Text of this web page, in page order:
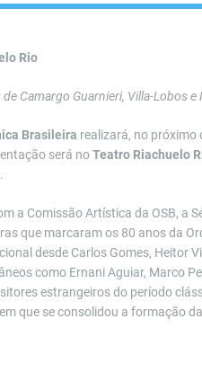
Rio
Camargo Guarnieri, Villa-Lobos e
Brasileira realizará, no próximo
será noTeatro Riachuelo
a Comissão Artística da OSB, a
que marcaram os 80 anos da
desde Carlos Gomes, Heitor
como Ernani Aguiar, Marco
estrangeiros do período
que se consolidou a formação